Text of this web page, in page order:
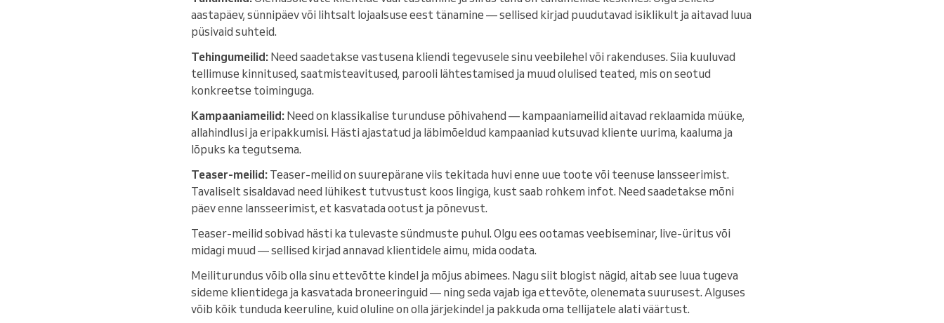
aastapäev, sünnipäev või lihtsalt lojaalsuse eest tänamine — sellised kirjad puudutavad isiklikult ja aitavad luua
püsivaid suhteid.
Tehingumeilid: Need saadetakse vastusena kliendi tegevusele sinu veebilehel või rakenduses. Siia kuuluvad
tellimuse kinnitused, saatmisteavitused, parooli lähtestamised ja muud olulised teated, mis on seotud
konkreetse toiminguga.
Kampaaniameilid: Need on klassikalise turunduse põhivahend — kampaaniameilid aitavad reklaamida müüke,
allahindlusi ja eripakkumisi. Hästi ajastatud ja läbimõeldud kampaaniad kutsuvad kliente uurima, kaaluma ja
lõpuks ka tegutsema.
Teaser-meilid: Teaser-meilid on suurepärane viis tekitada huvi enne uue toote või teenuse lansseerimist.
Tavaliselt sisaldavad need lühikest tutvustust koos lingiga, kust saab rohkem infot. Need saadetakse mõni
päev enne lansseerimist, et kasvatada ootust ja põnevust.
Teaser-meilid sobivad hästi ka tulevaste sündmuste puhul. Olgu ees ootamas veebiseminar, live-üritus või
midagi muud — sellised kirjad annavad klientidele aimu, mida oodata.
Meiliturundus võib olla sinu ettevõtte kindel ja mõjus abimees. Nagu siit blogist nägid, aitab see luua tugeva
sideme klientidega ja kasvatada broneeringuid — ning seda vajab iga ettevõte, olenemata suurusest. Alguses
võib kõik tunduda keeruline, kuid oluline on olla järjekindel ja pakkuda oma tellijatele alati väärtust.